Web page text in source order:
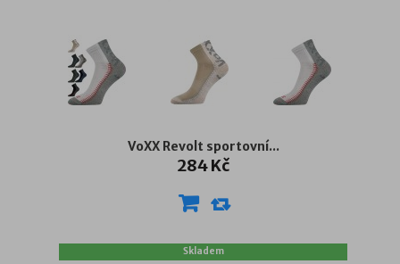
VoXX Revolt sportovní...
284 Kč
Skladem